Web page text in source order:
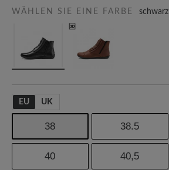
WÄHLEN SIE EINE FARBE schwarz
EU UK
38 38.5
40 40,5